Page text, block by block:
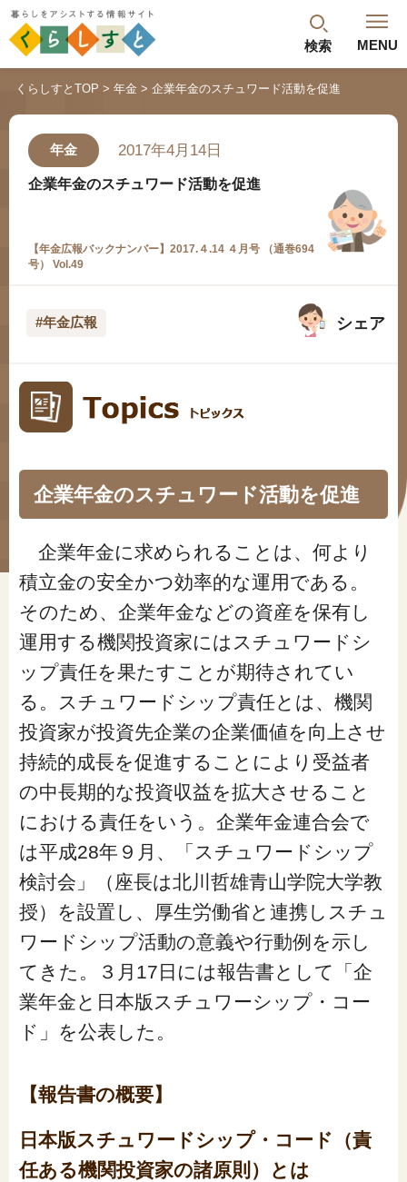
検索 MENU
閉じる
最新記事 閲覧履歴 ランキング
年金のよくあるご質問
#年金広報
#ねんきんAtoZ
#年金のこんなとき
#年金講座
「年金」に関する記事
「健康」に関する記事
「終活」に関する記事
「家計」に関する記事
「暮らし」に関する記事
くらしすとについて
協会事業案内
プライバシーポリシー（個人情報保護方針）
サイトマップ
くらしすとTOP 年金 企業年金のスチュワード活動を促進
年金 2017年4月14日
企業年金のスチュワード活動を促進
【年金広報バックナンバー】2017.４.14 ４月号 （通巻694
号） Vol.49
#年金広報 シェア
企業年金のスチュワード活動を促進
企業年金に求められることは、何より
積立金の安全かつ効率的な運用である。
そのため、企業年金などの資産を保有し
運用する機関投資家にはスチュワードシ
ップ責任を果たすことが期待されてい
る。スチュワードシップ責任とは、機関
投資家が投資先企業の企業価値を向上させ
持続的成長を促進することにより受益者
の中長期的な投資収益を拡大させること
における責任をいう。企業年金連合会で
は平成28年９月、「スチュワードシップ
検討会」（座長は北川哲雄青山学院大学教
授）を設置し、厚生労働省と連携しスチュ
ワードシップ活動の意義や行動例を示し
てきた。３月17日には報告書として「企
業年金と日本版スチュワーシップ・コー
ド」を公表した。
【報告書の概要】
日本版スチュワードシップ・コード（責
任ある機関投資家の諸原則）とは